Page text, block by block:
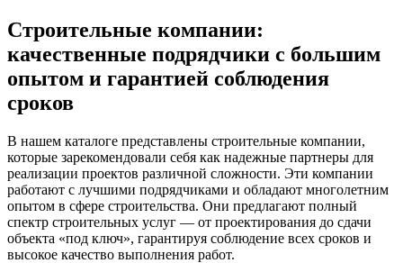
Строительные компании:
качественные подрядчики с большим
опытом и гарантией соблюдения
сроков
В нашем каталоге представлены строительные компании,
которые зарекомендовали себя как надежные партнеры для
реализации проектов различной сложности. Эти компании
работают с лучшими подрядчиками и обладают многолетним
опытом в сфере строительства. Они предлагают полный
спектр строительных услуг — от проектирования до сдачи
объекта «под ключ», гарантируя соблюдение всех сроков и
высокое качество выполнения работ.